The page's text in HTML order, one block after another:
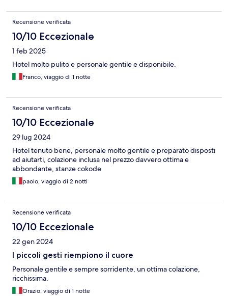
Recensione verificata
10/10 Eccezionale
1 feb 2025
Hotel molto pulito e personale gentile e disponibile.
Franco, viaggio di 1 notte
Recensione verificata
10/10 Eccezionale
29 lug 2024
Hotel tenuto bene, personale molto gentile e preparato disposti
ad aiutarti, colazione inclusa nel prezzo davvero ottima e
abbondante, stanze cokode
paolo, viaggio di 2 notti
Recensione verificata
10/10 Eccezionale
22 gen 2024
I piccoli gesti riempiono il cuore
Personale gentile e sempre sorridente, un ottima colazione,
ricchissima.
Orazio, viaggio di 1 notte